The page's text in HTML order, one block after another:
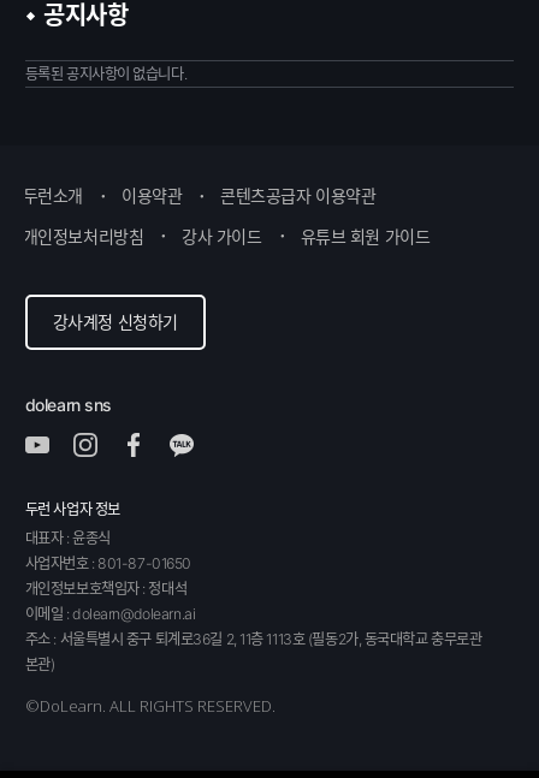
공지사항
등록된 공지사항이 없습니다.
두런소개 이용약관 콘텐츠공급자 이용약관
개인정보처리방침 강사 가이드 유튜브 회원 가이드
강사계정 신청하기
dolearn sns
두런 사업자 정보
대표자 : 윤종식
사업자번호 : 801-87-01650
개인정보보호책임자 : 정대석
이메일 : dolearn@dolearn.ai
주소 : 서울특별시 중구 퇴계로36길 2, 11층 1113호 (필동2가, 동국대학교 충무로관
본관)
©DoLearn. ALL RIGHTS RESERVED.